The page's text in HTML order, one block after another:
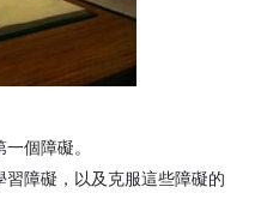
個障礙。
障礙，以及克服這些障礙的